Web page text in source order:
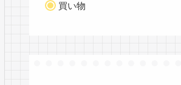
買い物